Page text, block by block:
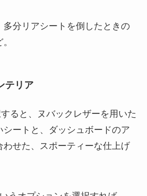
多分リアシートを倒したときの
テリア
ると、ヌバックレザーを用いた
シートと、ダッシュボードのア
わせた、スポーティーな仕上げ